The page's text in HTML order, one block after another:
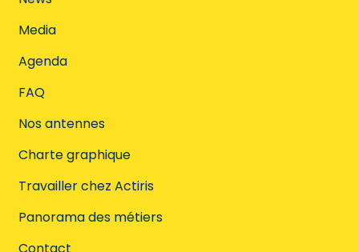
Media
Agenda
FAQ
Nos antennes
Charte graphique
Travailler chez Actiris
Panorama des métiers